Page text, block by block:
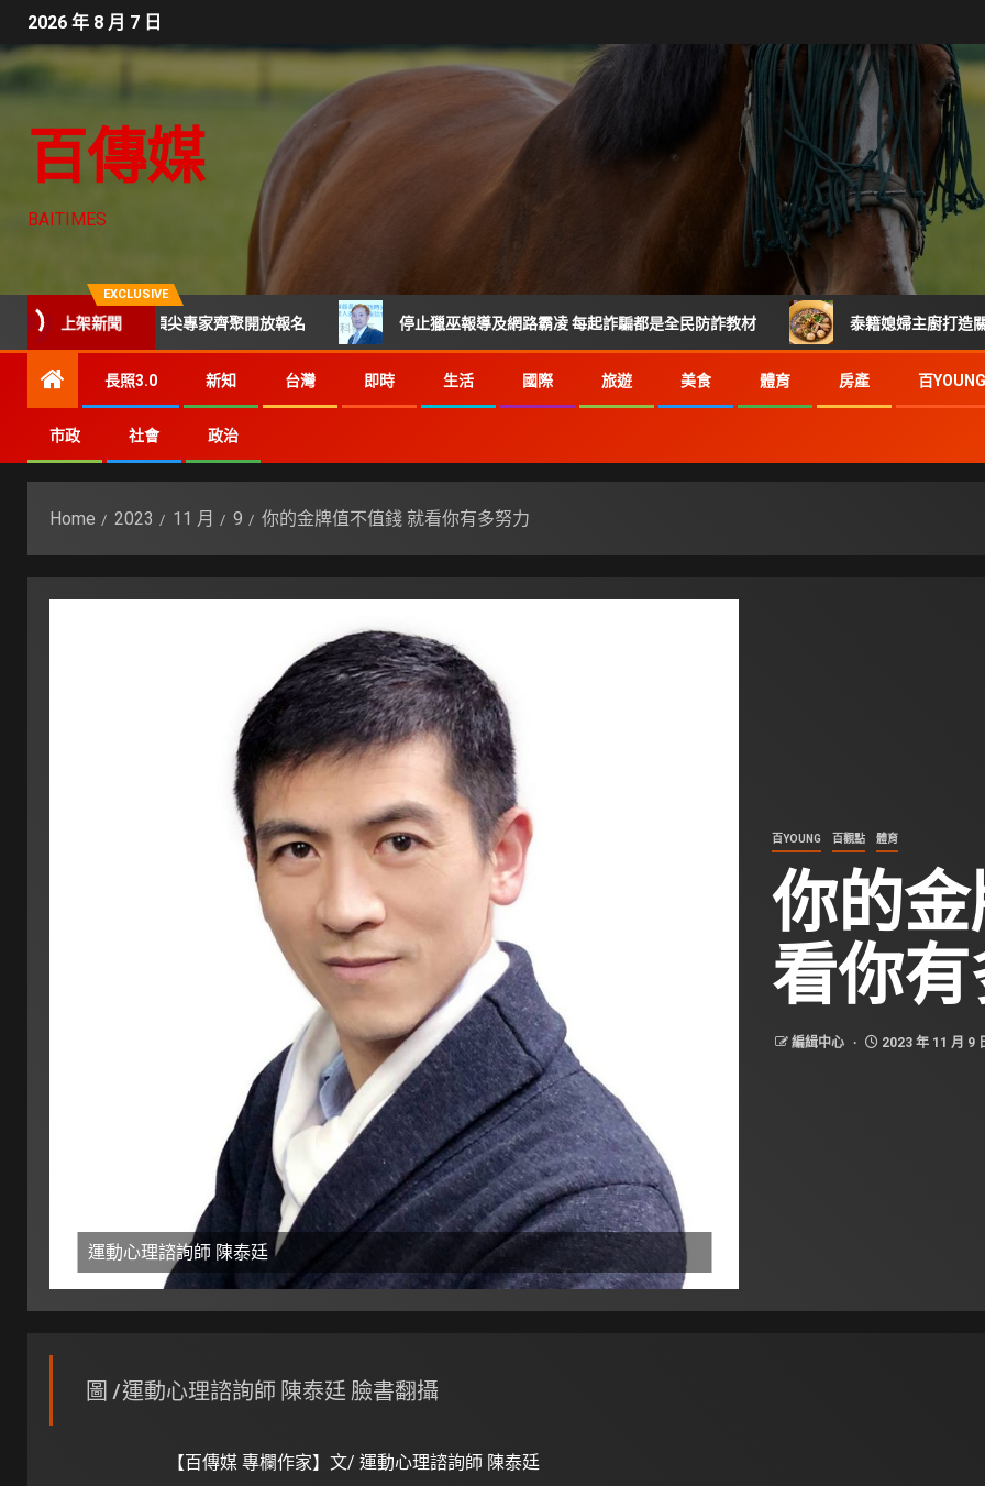
2026 年 8 月 7 日
百傳媒
BAITIMES
EXCLUSIVE
上架新聞
CTO班 頂尖專家齊聚開放報名 停止獵巫報導及網路霸凌 每起詐騙都是全民防詐教材 泰籍媳婦主廚打造關埔人氣泰
長照3.0 新知 台灣 即時 生活 國際 旅遊 美食 體育 房產 百YOUNG
市政 社會 政治
Home 2023 11 月 9 你的金牌值不值錢 就看你有多努力
運動心理諮詢師 陳泰廷
百YOUNG 百觀點 體育
你的
看你
編緝中心 2023 年 11 月 9
圖 /運動心理諮詢師 陳泰廷 臉書翻攝
【百傳媒 專欄作家】文/ 運動心理諮詢師 陳泰廷